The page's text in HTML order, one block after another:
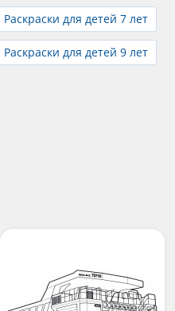
Раскраски для детей 7 лет
Раскраски для детей 9 лет